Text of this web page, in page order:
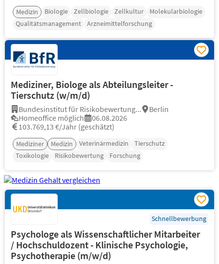
Medizin Biologie Zellbiologie Zellkultur
Molekularbiologie
Qualitätsmanagement
Arzneimittelforschung
Mediziner, Biologe als Abteilungsleiter -
Tierschutz (w/m/d)
Bundesinstitut für Risikobewertung...
Berlin
Homeoffice möglich
06.08.2026
103.769,13 €/Jahr (geschätzt)
Mediziner Medizin Veterinärmedizin
Tierschutz
Toxikologie
Risikobewertung Forschung
Schnellbewerbung
Psychologe als Wissenschaftlicher Mitarbeiter
/ Hochschuldozent - Klinische Psychologie,
Psychotherapie (m/w/d)